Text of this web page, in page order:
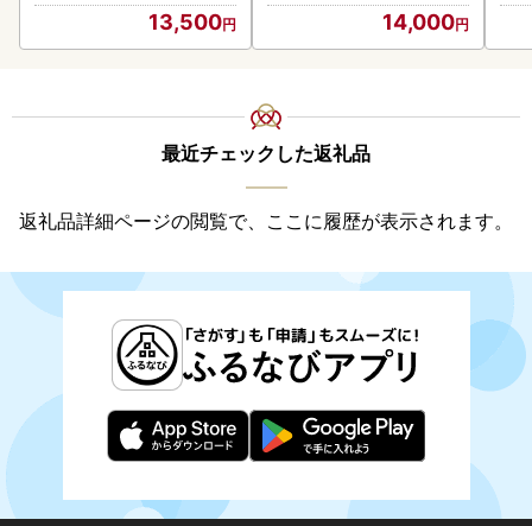
13,500 14,000
最近チェックした返礼品
返礼品詳細ページの閲覧で、ここに履歴が表示されます。